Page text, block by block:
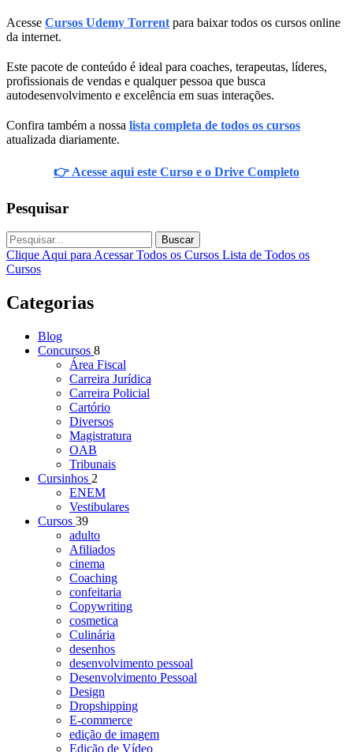
Acesse Cursos Udemy Torrent para baixar todos os cursos online
da internet.
Este pacote de conteúdo é ideal para coaches, terapeutas, líderes,
profissionais de vendas e qualquer pessoa que busca
autodesenvolvimento e excelência em suas interações.
Confira também a nossa lista completa de todos os cursos
atualizada diariamente.
👉 Acesse aqui este Curso e o Drive Completo
Pesquisar
Buscar
Clique Aqui para Acessar Todos os Cursos Lista de Todos os
Cursos
Categorias
Blog
Concursos 8
Área Fiscal
Carreira Jurídica
Carreira Policial
Cartório
Diversos
Magistratura
OAB
Tribunais
Cursinhos 2
ENEM
Vestibulares
Cursos 39
adulto
Afiliados
cinema
Coaching
confeitaria
Copywriting
cosmetica
Culinária
desenhos
desenvolvimento pessoal
Desenvolvimento Pessoal
Design
Dropshipping
E-commerce
edição de imagem
Edição de Vídeo